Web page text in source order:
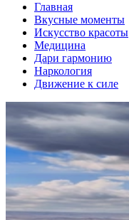
Главная
Вкусные моменты
Искусство красоты
Медицина
Дари гармонию
Наркология
Движение к силе